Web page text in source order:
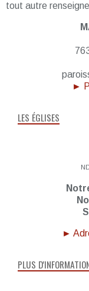
tout autre
►
LES ÉGLISES
►
PLUS